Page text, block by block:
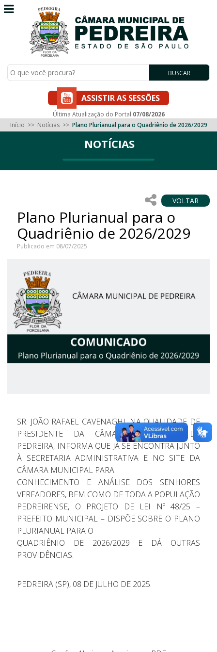
BUSCAR
ASSISTIR AS SESSÕES
Última Atualização do Portal 07/08/2026
Início >> Notícias>> Plano Plurianual para o Quadriênio de 2026/2029
NOTÍCIAS
VOLTAR
Plano Plurianual para o
Quadriênio de 2026/2029
Publicado em 08/07/2025
SR. JOÃO RAFAEL CAVENAGHI, NA QUALIDADE DE
PRESIDENTE DA CÂMARA MUNICIPAL DE
PEDREIRA, INFORMA QUE JÁ SE ENCONTRA JUNTO
À SECRETARIA ADMINISTRATIVA E NO SITE DA
CÂMARA MUNICIPAL PARA
CONHECIMENTO E ANÁLISE DOS SENHORES
VEREADORES, BEM COMO DE TODA A POPULAÇÃO
PEDREIRENSE, O PROJETO DE LEI Nº 48/25 –
PREFEITO MUNICIPAL – DISPÕE SOBRE O PLANO
PLURIANUAL PARA O
QUADRIÊNIO DE 2026/2029 E DÁ OUTRAS
PROVIDÊNCIAS.
PEDREIRA (SP), 08 DE JULHO DE 2025.